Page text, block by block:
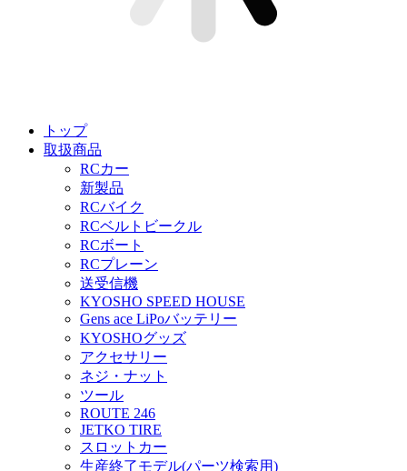
トップ
取扱商品
RCカー
新製品
RCバイク
RCベルトビークル
RCボート
RCプレーン
送受信機
KYOSHO SPEED HOUSE
Gens ace LiPoバッテリー
KYOSHOグッズ
アクセサリー
ネジ・ナット
ツール
ROUTE 246
JETKO TIRE
スロットカー
生産終了モデル(パーツ検索用)